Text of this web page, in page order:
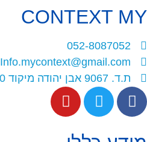
CONTEXT MY
052-8087052
Info.mycontext@gmail.com
ת.ד. 9067 אבן יהודה מיקוד 40500